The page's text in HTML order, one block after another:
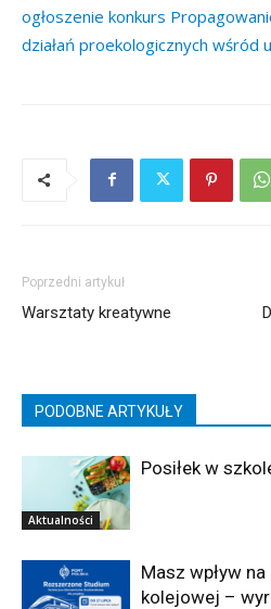
ogłoszenie konkurs
działań proekologicznych wśród
Poprzedni artykuł
Warsztaty kreatywne
PODOBNE ARTYKUŁY
Aktualności
Posiłek w
Masz wpływ
kolejowej –